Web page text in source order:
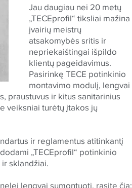
Jau daugiau nei 20 metų
„TECEprofil“ tiksliai mažina
įvairių meistrų
atsakomybės sritis ir
nepriekaištingai išpildo
klientų pageidavimus.
Pasirinkę TECE potinkinio
montavimo modulį, lengvai
praustuvus ir kitus sanitarinius
veiksniai turėtų įtakos jų
ir reglamentus atitinkantį
„TECEprofil“ potinkinio
sklandžiai.
lengvai sumontuoti, rasite čia: